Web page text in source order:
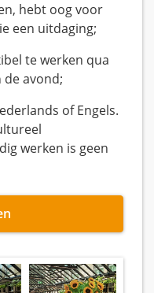
hebt oog voor
een uitdaging;
te werken qua
de avond;
of Engels.
werken is geen